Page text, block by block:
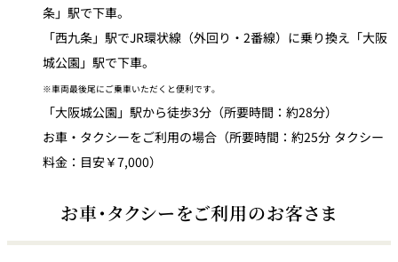
条」駅で下車。
「西九条」駅でJR環状線（外回り・2番線）に乗り換え「大阪
城公園」駅で下車。
※車両最後尾にご乗車いただくと便利です。
「大阪城公園」駅から徒歩3分（所要時間：約28分）
お車・タクシーをご利用の場合（所要時間：約25分 タクシー
料金：目安￥7,000）
お車・タクシーをご利用のお客さま